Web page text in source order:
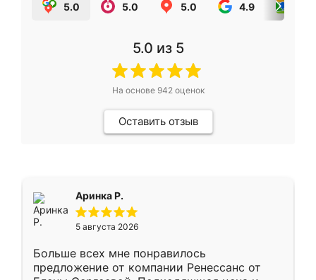
5.0 5.0 5.0 4.9
5.0 из 5
На основе 942оценок
Оставить отзыв
Аринка Р.
5 августа 2026
Больше всех мне понравилось
предложение от компании Ренессанс от